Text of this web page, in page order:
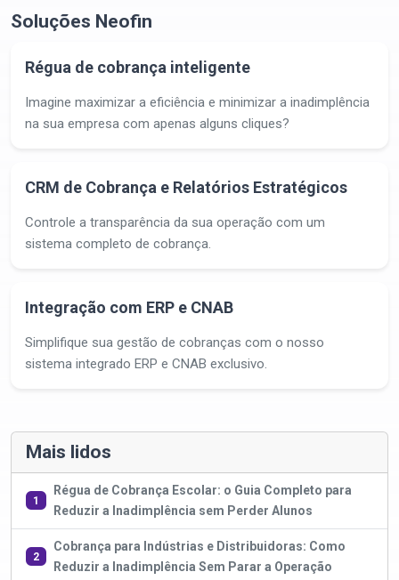
Soluções Neofin
Régua de cobrança inteligente
Imagine maximizar a eficiência e minimizar a inadimplência
na sua empresa com apenas alguns cliques?
CRM de Cobrança e Relatórios Estratégicos
Controle a transparência da sua operação com um
sistema completo de cobrança.
Integração com ERP e CNAB
Simplifique sua gestão de cobranças com o nosso
sistema integrado ERP e CNAB exclusivo.
Mais lidos
1
Régua de Cobrança Escolar: o Guia Completo para
Reduzir a Inadimplência sem Perder Alunos
2
Cobrança para Indústrias e Distribuidoras: Como
Reduzir a Inadimplência Sem Parar a Operação